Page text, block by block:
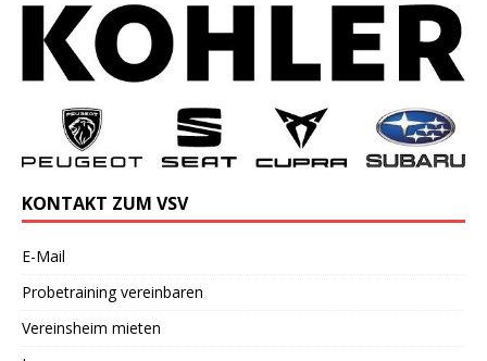
KONTAKT ZUM VSV
E-Mail
Probetraining vereinbaren
Vereinsheim mieten